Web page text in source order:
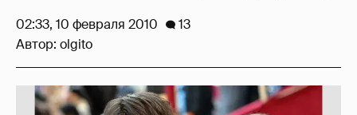
02:33, 10 февраля 2010
13
Автор: olgito